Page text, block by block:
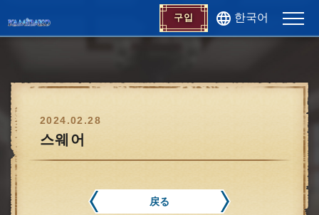
구입 한국어
2024.02.28
스웨어
戻る